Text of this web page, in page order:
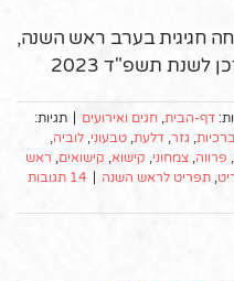
חגיגית בערב ראש השנה,
לשנת תשפ"ד 2023
דף-הבית חגים ואירועים | תגיות:
ברכיות גזר דלעת טבעוני לוביה
פרווה צמחוני קישוא קישואים ראש
תפריט לראש השנה | 14 תגובות